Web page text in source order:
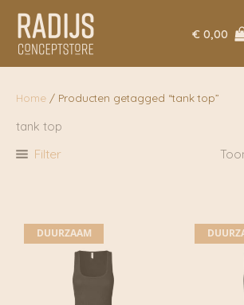
naar
inhoud
€ 0,00
Home / Producten getagged “tank top”
tank top
Filter
DUURZAAM